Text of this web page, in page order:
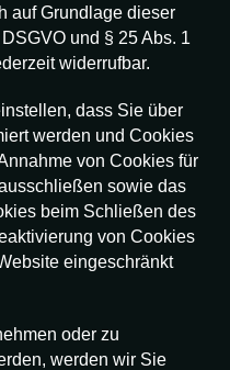
auf Grundlage dieser
und § 25 Abs. 1
widerrufbar.
dass Sie über
werden und Cookies
von Cookies für
sowie das
beim Schließen des
von Cookies
eingeschränkt
oder zu
werden wir Sie